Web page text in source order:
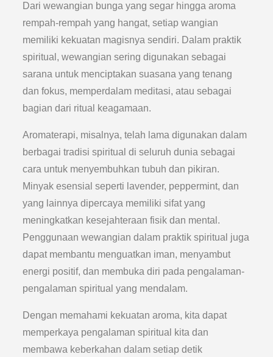
Dari wewangian bunga yang segar hingga aroma
rempah-rempah yang hangat, setiap wangian
memiliki kekuatan magisnya sendiri. Dalam praktik
spiritual, wewangian sering digunakan sebagai
sarana untuk menciptakan suasana yang tenang
dan fokus, memperdalam meditasi, atau sebagai
bagian dari ritual keagamaan.
Aromaterapi, misalnya, telah lama digunakan dalam
berbagai tradisi spiritual di seluruh dunia sebagai
cara untuk menyembuhkan tubuh dan pikiran.
Minyak esensial seperti lavender, peppermint, dan
yang lainnya dipercaya memiliki sifat yang
meningkatkan kesejahteraan fisik dan mental.
Penggunaan wewangian dalam praktik spiritual juga
dapat membantu menguatkan iman, menyambut
energi positif, dan membuka diri pada pengalaman-
pengalaman spiritual yang mendalam.
Dengan memahami kekuatan aroma, kita dapat
memperkaya pengalaman spiritual kita dan
membawa keberkahan dalam setiap detik